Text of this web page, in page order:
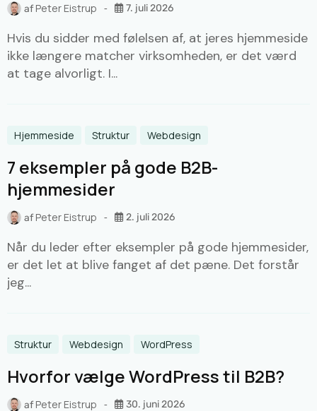
afPeter Eistrup 7. juli 2026
Hvis du sidder med følelsen af, at jeres hjemmeside
ikke længere matcher virksomheden, er det værd
at tage alvorligt. I...
Hjemmeside Struktur Webdesign
7 eksempler på gode B2B-
hjemmesider
afPeter Eistrup 2. juli 2026
Når du leder efter eksempler på gode hjemmesider,
er det let at blive fanget af det pæne. Det forstår
jeg...
Struktur Webdesign WordPress
Hvorfor vælge WordPress til B2B?
afPeter Eistrup 30. juni 2026